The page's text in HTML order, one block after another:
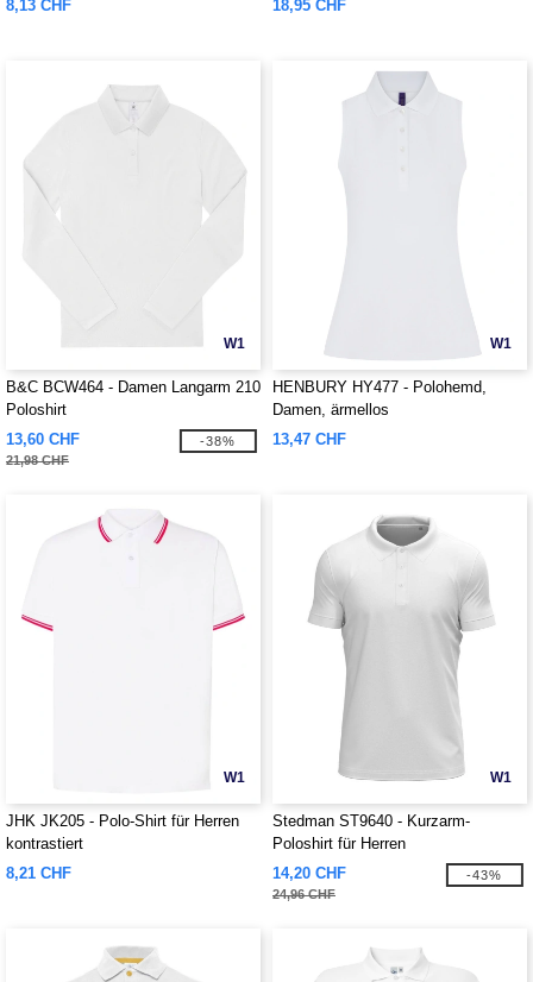
8,13 CHF 18,95 CHF
W1
B&C BCW464 - Damen Langarm 210
Poloshirt
13,60 CHF
21,98 CHF
-38%
W1
HENBURY HY477 - Polohemd,
Damen, ärmellos
13,47 CHF
W1
JHK JK205 - Polo-Shirt für Herren
kontrastiert
8,21 CHF
W1
Stedman ST9640 - Kurzarm-
Poloshirt für Herren
14,20 CHF
24,96 CHF
-43%